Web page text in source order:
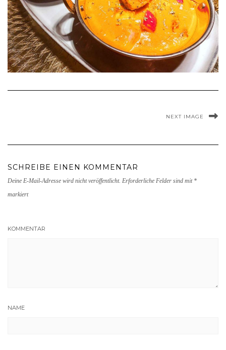
NEXT IMAGE
SCHREIBE EINEN KOMMENTAR
Deine E-Mail-Adresse wird nicht veröffentlicht. Erforderliche Felder sind mit *
markiert
KOMMENTAR
NAME